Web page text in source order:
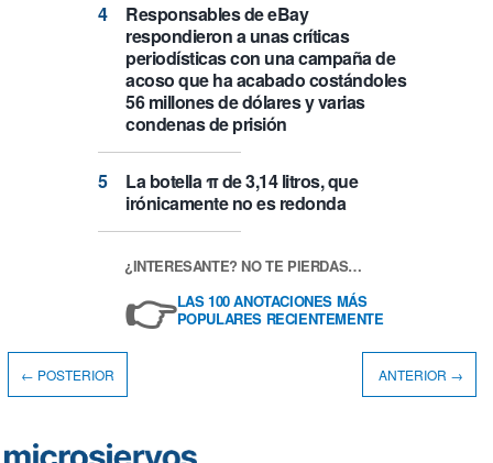
Responsables de eBay
respondieron a unas críticas
periodísticas con una campaña de
acoso que ha acabado costándoles
56 millones de dólares y varias
condenas de prisión
La botella π de 3,14 litros, que
irónicamente no es redonda
¿INTERESANTE? NO TE PIERDAS…
👉LAS 100 ANOTACIONES MÁS
POPULARES RECIENTEMENTE
← POSTERIOR ANTERIOR →